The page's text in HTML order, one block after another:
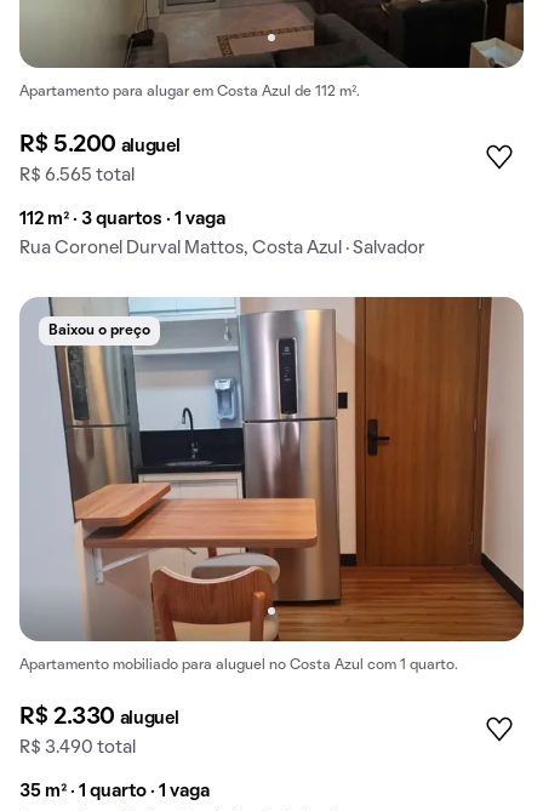
Apartamento para alugar em Costa Azul de 112 m².
R$ 5.200 aluguel
R$ 6.565 total
112 m² · 3 quartos · 1 vaga
Rua Coronel Durval Mattos, Costa Azul · Salvador
Baixou o preço
Apartamento mobiliado para aluguel no Costa Azul com 1 quarto.
R$ 2.330 aluguel
R$ 3.490 total
35 m² · 1 quarto · 1 vaga